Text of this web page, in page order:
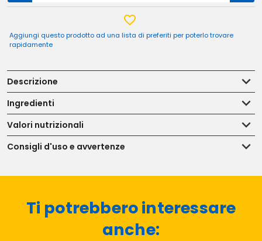
Aggiungi questo prodotto ad una lista di preferiti per poterlo trovare
rapidamente
Descrizione
Ingredienti
Valori nutrizionali
Consigli d'uso e avvertenze
Ti potrebbero interessare
anche: